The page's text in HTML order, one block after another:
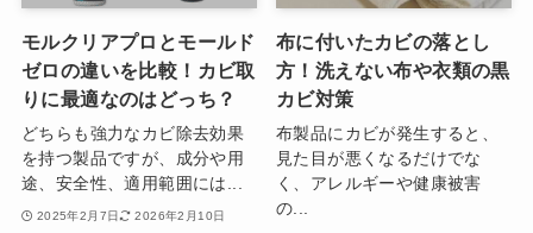
モルクリアプロとモールド
ゼロの違いを比較！カビ取
りに最適なのはどっち？
どちらも強力なカビ除去効果
を持つ製品ですが、成分や用
途、安全性、適用範囲には...
2025年2月7日 2026年2月10日
布に付いたカビの落とし
方！洗えない布や衣類の黒
カビ対策
布製品にカビが発生すると、
見た目が悪くなるだけでな
く、アレルギーや健康被害
の...